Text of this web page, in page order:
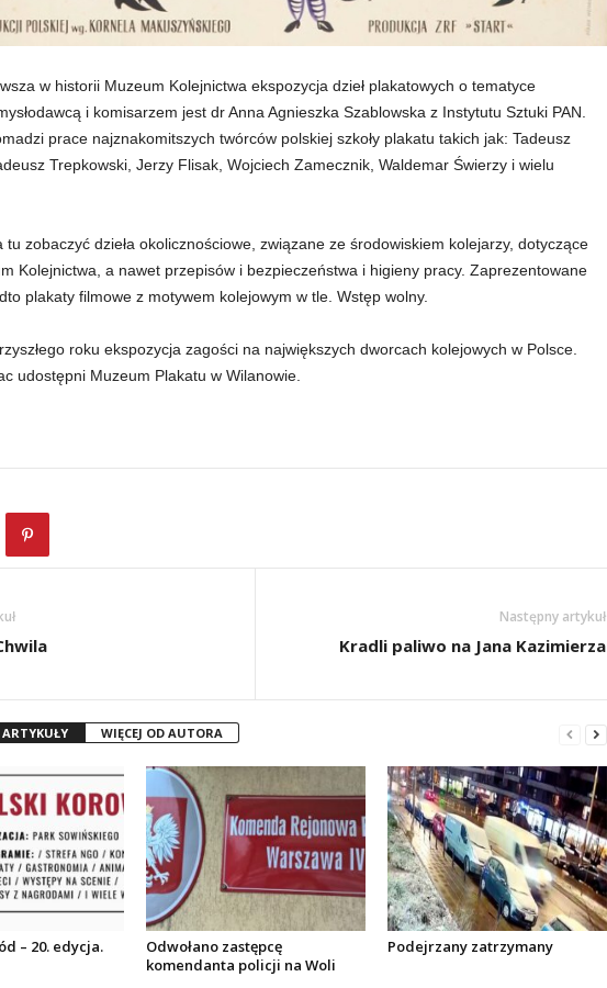
w historii Muzeum Kolejnictwa ekspozycja dzieł plakatowych o tematyce
i komisarzem jest dr Anna Agnieszka Szablowska z Instytutu Sztuki PAN.
prace najznakomitszych twórców polskiej szkoły plakatu takich jak: Tadeusz
Trepkowski, Jerzy Flisak, Wojciech Zamecznik, Waldemar Świerzy i wielu
tu zobaczyć dzieła okolicznościowe, związane ze środowiskiem kolejarzy, dotyczące
Kolejnictwa, a nawet przepisów i bezpieczeństwa i higieny pracy. Zaprezentowane
plakaty filmowe z motywem kolejowym w tle. Wstęp wolny.
roku ekspozycja zagości na największych dworcach kolejowych w Polsce.
udostępni Muzeum Plakatu w Wilanowie.
Następny artykuł
Kradli paliwo na Jana Kazimierza
WIĘCEJ OD AUTORA
– 20. edycja.
Odwołano zastępcę
komendanta policji na Woli
Podejrzany zatrzymany